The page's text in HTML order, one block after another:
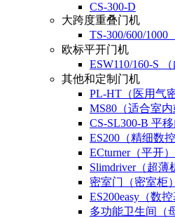
CS-300-D
大跨度重叠门机
TS-300/600/1000
欧标平开门机
ESW110/160-S
其他和定制门机
PL-HT（医用气密
MS80（适合室内
CS-SL300-B 平
ES200（精细数
ECturner（平开）
Slimdriver（超薄
密室门（密室柜）
ES200easy（数控
多功能卫生间（